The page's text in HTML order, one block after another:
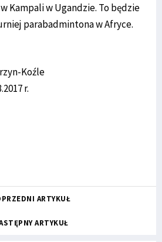
Kampali w Ugandzie. To będzie
parabadmintona w Afryce.
Koźle
r.
ARTYKUŁ
ARTYKUŁ